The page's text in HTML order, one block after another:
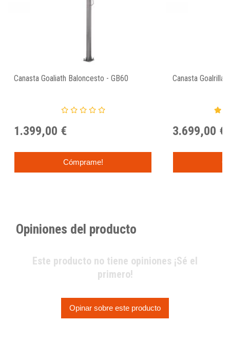
Canasta Goaliath Baloncesto - GB60
1.399,00 €
Cómprame!
Canasta Goalrilla
3.699,00 €
Opiniones del producto
Este producto no tiene opiniones ¡Sé el
primero!
Opinar sobre este producto